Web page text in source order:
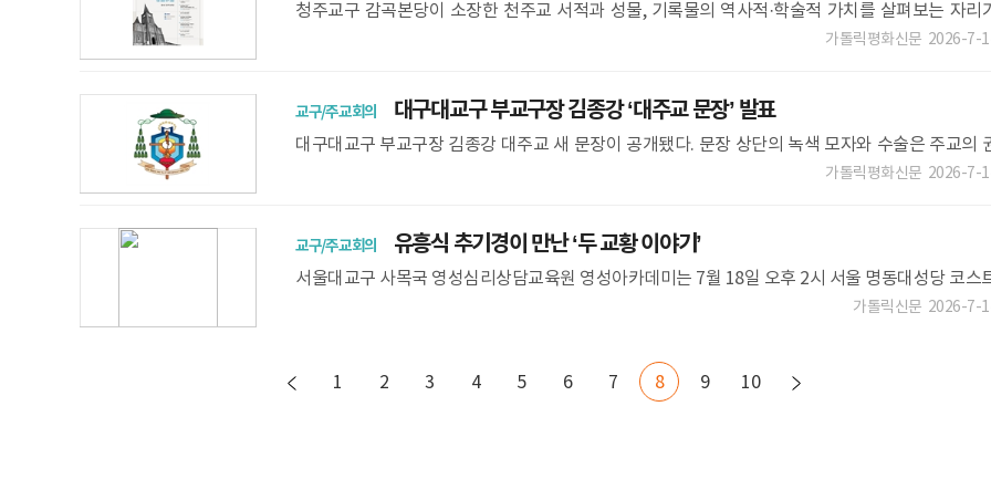
청주교구 감곡본당이 소장한 천주교 서적과 성물, 기록물의 역사적·학술적 가치를 살펴보는 자리
마련된다. 청주교구와 충청북도, 충청북도역사문화연구원은 21일 오후 1시 30분 충북 음성 감곡
가톨릭평화신문 2026-7-
교구/주교회의 대구대교구 부교구장 김종강 ‘대주교 문장’ 발표
대구대교구 부교구장 김종강 대주교 새 문장이 공개됐다. 문장 상단의 녹색 모자와 수술은 주교의
위를 상징한다. 대주교가 됨에 따라 수술이 3단에서 4단으로 바뀌었다. 녹색은 성령을 상징하며 성
가톨릭평화신문 2026-7-
교구/주교회의 유흥식 추기경이 만난 ‘두 교황 이야기’
서울대교구 사목국 영성심리상담교육원 영성아카데미는 7월 18일 오후 2시 서울 명동대성당 코스
홀에서 교황청 성직자부 장관 유흥식(라자로) 추기경을 초청해 ‘유흥식 추기경이 만난 두 교황 이
가톨릭신문 2026-7-
1 2 3 4 5 6 7 8 9 10